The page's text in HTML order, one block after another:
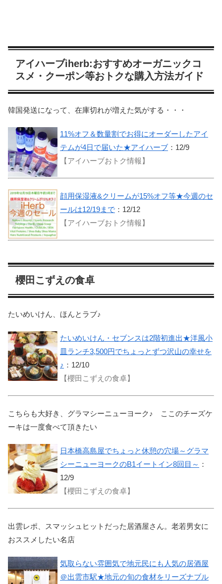
アイハーブiherb:おすすめオーガニックコ
スメ・クーポン等おトクな購入方法ガイド
韓国発送になって、在庫切れが増えた気がする・・・
11%オフ＆数量割でお得にオーダーしたアイ
テムが4日で届いた★アイハーブ ：12/9
【アイハーブおトク情報】
顔用保湿液&クリームが15%オフ等★今週のセ
ールは12/19まで ：12/12
【アイハーブおトク情報】
櫻田こずえの食卓
たいめいけん、ほんとラブ♪
たいめいけん・セブンスは2階初進出★洋風小
皿ランチ3,500円でちょっとずつ沢山の幸せを
♪ ：12/10
【櫻田こずえの食卓】
こちらも大好き、グラマシーニューヨーク♪ ここのチーズケ
ーキは一度食べて頂きたい
日本橋高島屋でちょっと休憩の穴場～グラマ
シーニューヨークのB1イートイン8回目～ ：
12/9
【櫻田こずえの食卓】
出雲レポ、スマッシュヒットだった居酒屋さん。老若男女に
おススメしたい名店
気取らない雰囲気で地元民にも人気の居酒屋
＠出雲市駅★地元の旬の食材をリーズナブル